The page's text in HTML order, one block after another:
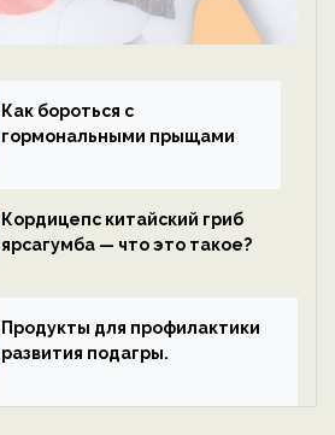
Как бороться с
гормональными прыщами
Кордицепс китайский гриб
ярсагумба — что это такое?
Продукты для профилактики
развития подагры.